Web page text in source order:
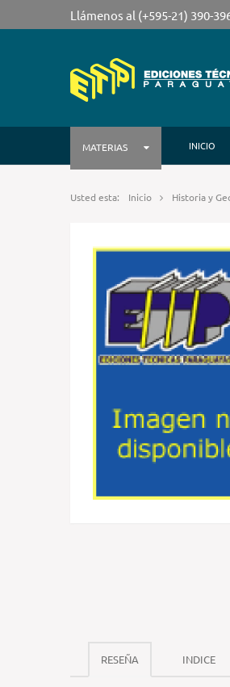
Llámenos al (+595-21) 390-
MATERIAS INICIO
Usted esta: Inicio Historia y
RESEÑA INDICE